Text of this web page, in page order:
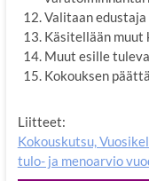
Valitaan
Käsitellään muut
Muut esille
Kokouksen
Liitteet:
Kokouskutsu,
tulo- ja menoarvio